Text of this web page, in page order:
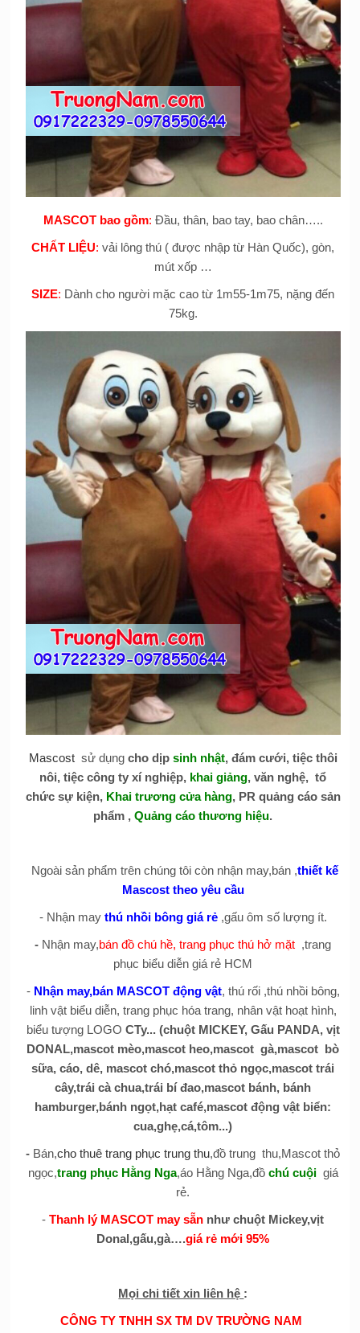
MASCOT bao gồm: Đầu, thân, bao tay, bao chân…..
CHẤT LIỆU: vải lông thú ( được nhập từ Hàn Quốc), gòn,
mút xốp …
SIZE: Dành cho người mặc cao từ 1m55-1m75, nặng đến
75kg.
Mascostsử dụng cho dịp sinh nhật, đám cưới, tiệc thôi
nôi, tiệc công ty xí nghiệp, khai giảng, văn nghệ, tổ
chức sự kiện, Khai trương cửa hàng, PR quảng cáo sản
phẩm ,Quảng cáo thương hiệu.
Ngoài sản phẩm trên chúng tôi còn nhận may,bán ,thiết kế
Mascost theo yêu cầu
- Nhận may thú nhồi bông giá rẻ,gấu ôm số lượng ít.
- Nhận may,bán đồ chú hề, trang phục thú hở mặt ,trang
phục biểu diễn giá rẻ HCM
- Nhận may,bán MASCOT động vật, thú rối ,thú nhồi bông,
linh vật biểu diễn, trang phục hóa trang, nhân vật hoạt hình,
biểu tượng LOGO CTy... (chuột MICKEY, Gấu PANDA, vịt
DONAL,mascot mèo,mascot heo,mascot gà,mascot bò
sữa, cáo, dê, mascot chó,mascot thỏ ngọc,mascot trái
cây,trái cà chua,trái bí đao,mascot bánh, bánh
hamburger,bánh ngọt,hạt café,mascot động vật biển:
cua,ghẹ,cá,tôm...)
- Bán,cho thuê trang phục trung thu,đồ trung thu,Mascot thỏ
ngọc,trang phục Hằng Nga,áo Hằng Nga,đồ chú cuộigiá
rẻ.
-Thanh lý MASCOT may sẵn như chuột Mickey,vịt
Donal,gấu,gà….giá rẻ mới 95%
Mọi chi tiết xin liên hệ :
CÔNG TY TNHH SX TM DV TRƯỜNG NAM